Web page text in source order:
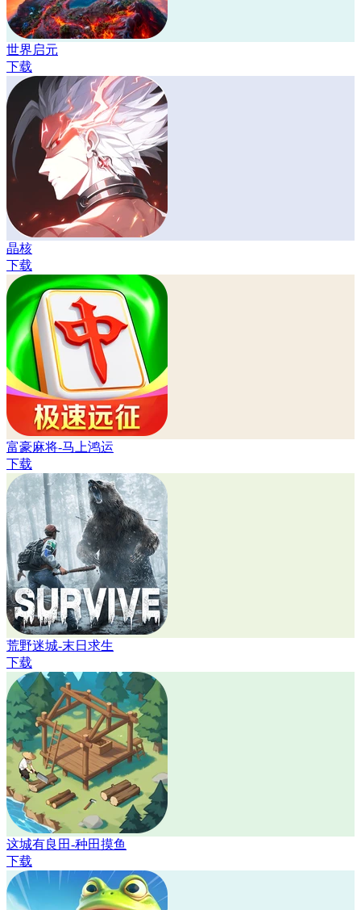
世界启元
下载
晶核
下载
富豪麻将-马上鸿运
下载
荒野迷城-末日求生
下载
这城有良田-种田摸鱼
下载